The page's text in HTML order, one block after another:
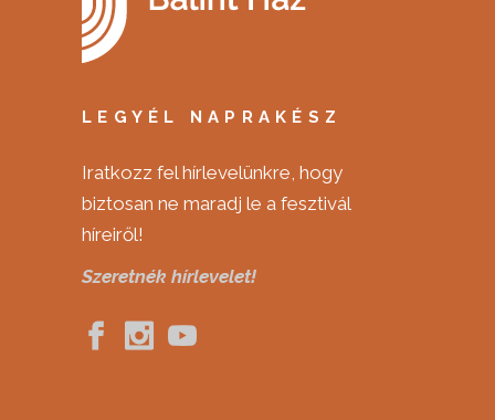
LEGYÉL NAPRAKÉSZ
Iratkozz fel hírlevelünkre, hogy
biztosan ne maradj le a fesztivál
híreiről!
Szeretnék hírlevelet!